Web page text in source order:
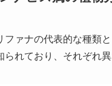
ファナの代表的な種類
られており、それぞれ